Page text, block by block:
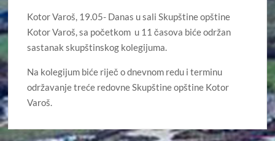
Kotor Varoš, 19.05- Danas u sali Skupštine opštine
Kotor Varoš, sa početkom u 11 časova biće održan
sastanak skupštinskog kolegijuma.
Na kolegijum biće riječ o dnevnom redu i terminu
održavanje treće redovne Skupštine opštine Kotor
Varoš.